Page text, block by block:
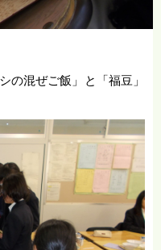
の混ぜご飯」と「福豆」